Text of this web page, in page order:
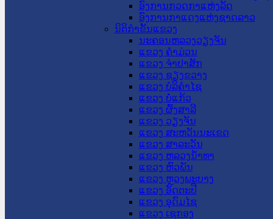
ອົງການກວດກາແຫ່ງລັດ
ອົງການກາແດງແຫ່ງຊາດລາວ
ນິຕິກໍາຂັ້ນແຂວງ
ນະ​ຄອນ​ຫລວງວຽງຈັນ
ແຂວງ ຄໍາມ່ວນ
ແຂວງ ຈໍາປາສັກ
ແຂວງ ຊຽງຂວາງ
ແຂວງ ບໍລິຄໍາໄຊ
ແຂວງ ບໍ່ແກ້ວ
ແຂວງ ຜົ້ງສາລີ
ແຂວງ ວຽງຈັນ
ແຂວງ ສະຫວັນນະເຂດ
ແຂວງ ສາລະວັນ
ແຂວງ ຫລວງນໍ້າທາ
ແຂວງ ຫົວພັນ
ແຂວງ ຫຼວງພະບາງ
ແຂວງ ອັດຕະປື
ແຂວງ ອຸດົມໄຊ
ແຂວງ ເຊກອງ